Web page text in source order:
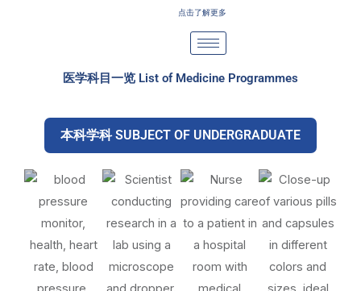
点击了解更多
医学科目一览 List of Medicine Programmes
本科学科 SUBJECT OF UNDERGRADUATE